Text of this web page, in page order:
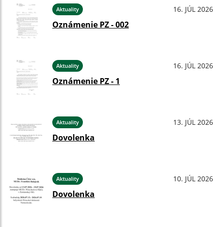
Aktuality 16. JÚL 2026
Oznámenie PZ - 002
Aktuality 16. JÚL 2026
Oznámenie PZ - 1
Aktuality 13. JÚL 2026
Dovolenka
Aktuality 10. JÚL 2026
Dovolenka